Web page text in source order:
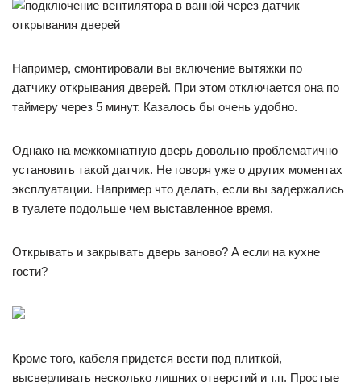
Например, смонтировали вы включение вытяжки по
датчику открывания дверей. При этом отключается она по
таймеру через 5 минут. Казалось бы очень удобно.
Однако на межкомнатную дверь довольно проблематично
установить такой датчик. Не говоря уже о других моментах
эксплуатации. Например что делать, если вы задержались
в туалете подольше чем выставленное время.
Открывать и закрывать дверь заново? А если на кухне
гости?
Кроме того, кабеля придется вести под плиткой,
высверливать несколько лишних отверстий и т.п. Простые